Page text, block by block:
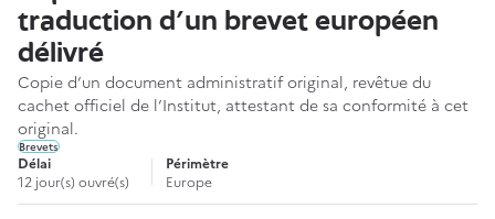
traduction d'un brevet européen
délivré
Copie d’un document administratif original, revêtue du
cachet officiel de l’Institut, attestant de sa conformité à cet
original.
Brevets
Délai
12 jour(s) ouvré(s)
Périmètre
Europe